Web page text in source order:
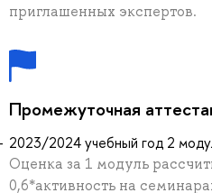
приглашенных экспертов.
Промежуточная
2023/2024 учебный год 2
Оценка за 1 модуль
0,6*активность на